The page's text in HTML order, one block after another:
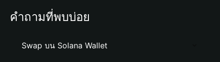
คำถามที่พบบ่อย
Swap บน Solana Wallet